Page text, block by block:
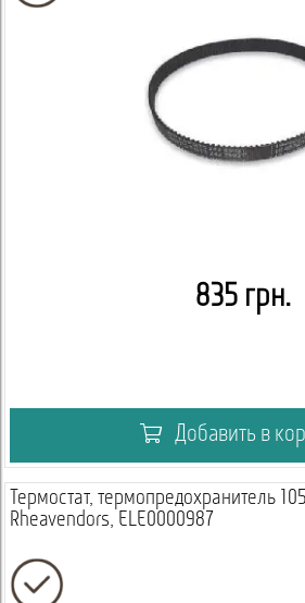
835 грн.
Добавить в
Термостат, термопредохранитель
Rheavendors, ELE0000987